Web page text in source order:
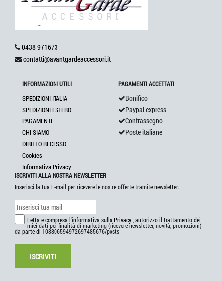
0438 971673
contatti@avantgardeaccessori.it
INFORMAZIONI UTILI
SPEDIZIONI ITALIA
SPEDIZIONI ESTERO
PAGAMENTI
CHI SIAMO
DIRITTO RECESSO
Cookies
Informativa Privacy
PAGAMENTI ACCETTATI
Bonifico
Paypal express
Contrassegno
Poste italiane
ISCRIVITI ALLA NOSTRA NEWSLETTER
Inserisci la tua E-mail per ricevere le nostre offerte tramite newsletter.
Letta e compresa l'informativa sulla Privacy , autorizzo il trattamento dei
miei dati per finalità di marketing (ricevere newsletter, novità, promozioni)
da parte di 108806594972697485676/posts
ISCRIVITI